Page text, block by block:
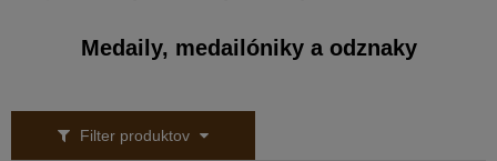
Medaily, medailóniky a odznaky
Filter produktov